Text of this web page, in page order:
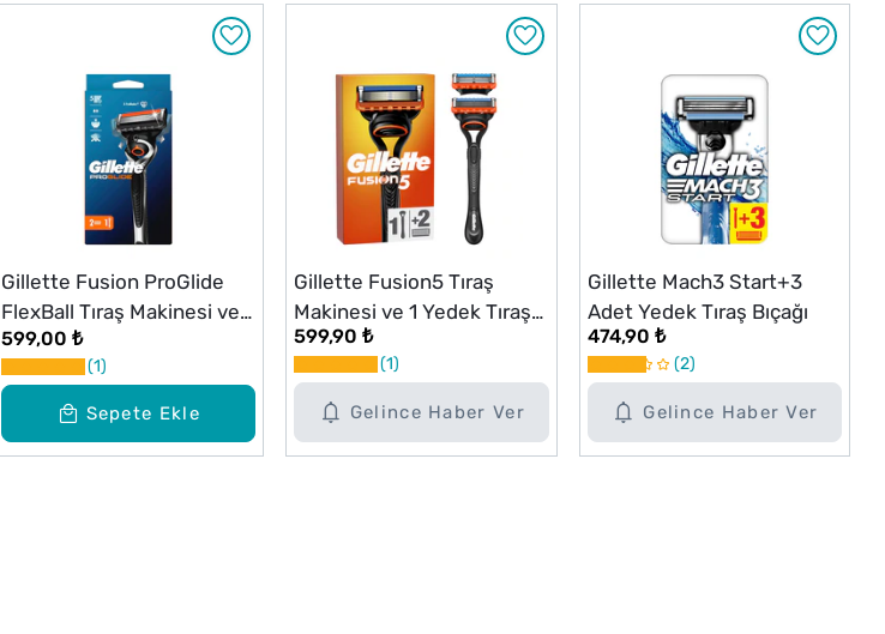
Sepete Ekle
Gillette Fusion ProGlide
FlexBall Tıraş Makinesi ve
Yedek Başlığı
599,00 ₺
1
Gelince Haber Ver
Gillette Fusion5 Tıraş
Makinesi ve 1 Yedek Tıraş
Bıçağı
599,90 ₺
1
Gelince Haber Ver
Gillette Mach3 Start+3
Adet Yedek Tıraş Bıçağı
474,90 ₺
2